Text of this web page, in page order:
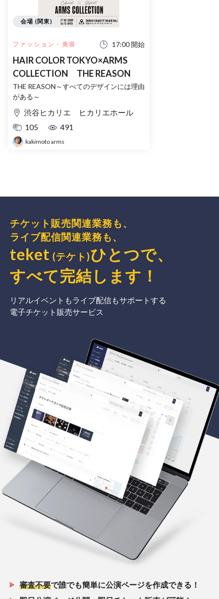
ファッション・美容 17:00 開始
HAIR COLOR TOKYO×ARMS
COLLECTION THE REASON
THE REASON～すべてのデザインには理由
がある～
渋谷ヒカリエ ヒカリエホール
105
491
kakimoto arms
会場 (関東)
チケット販売関連業務も、
ライブ配信関連業務も、
teket (テケト)ひとつで、
すべて完結 します ！
リアルイベントもライブ配信もサポートする
電子チケット販売サービス
審査不要で誰でも簡単に公演ページを作成できる！